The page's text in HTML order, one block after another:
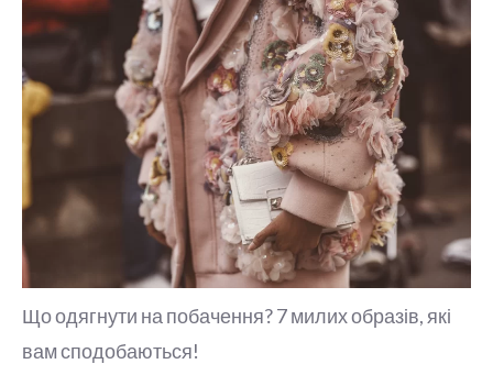
Що одягнути на побачення? 7 милих образів, які
вам сподобаються!